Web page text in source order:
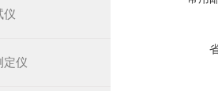
仪
定仪